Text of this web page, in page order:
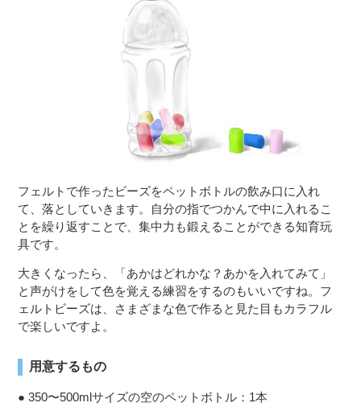
フェルトで作ったビーズをペットボトルの飲み口に入れ
て、落としていきます。自分の指でつかんで中に入れるこ
とを繰り返すことで、集中力も鍛えることができる知育玩
具です。
大きくなったら、「あかはどれかな？あかを入れてみて」
と声がけをして色を覚える練習をするのもいいですね。フ
ェルトビーズは、さまざまな色で作ると見た目もカラフル
で楽しいですよ。
用意するもの
● 350〜500mlサイズの空のペットボトル：1本